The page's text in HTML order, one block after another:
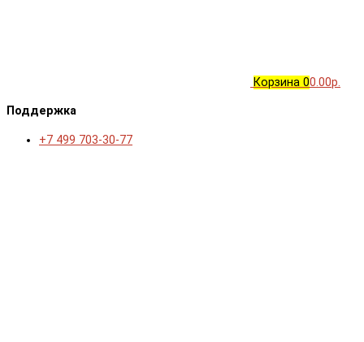
Корзина 00.00р.
Поддержка
+7 499 703-30-77